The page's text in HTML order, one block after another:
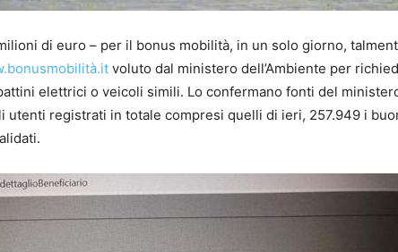
di euro – per il bonus mobilità, in un solo giorno,
voluto dal ministero dell’Ambiente per
elettrici o veicoli simili. Lo confermano fonti del
utenti registrati in totale compresi quelli di ieri, 257.949 i